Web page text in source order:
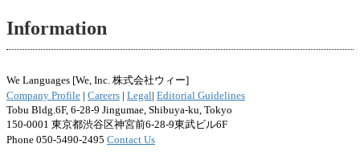
Information
We Languages [We, Inc. 株式会社ウィー]
Company Profile | Careers | Legal| Editorial Guidelines
Tobu Bldg.6F, 6-28-9 Jingumae, Shibuya-ku, Tokyo
150-0001 東京都渋谷区神宮前6-28-9東武ビル6F
Phone 050-5490-2495 Contact Us